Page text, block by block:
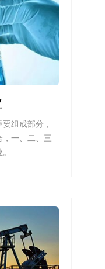
组成部分，
，一、二、三